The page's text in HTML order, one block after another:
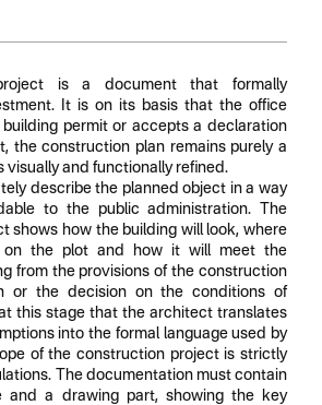
is a document that formally
It is on its basis that the office
permit or accepts a declaration
the construction plan remains purely a
visually and functionally refined.
describe the planned object in a way
to the public administration. The
shows how the building will look, where
the plot and how it will meet the
from the provisions of the construction
or the decision on the conditions of
this stage that the architect translates
into the formal language used by
of the construction project is strictly
The documentation must contain
and a drawing part, showing the key